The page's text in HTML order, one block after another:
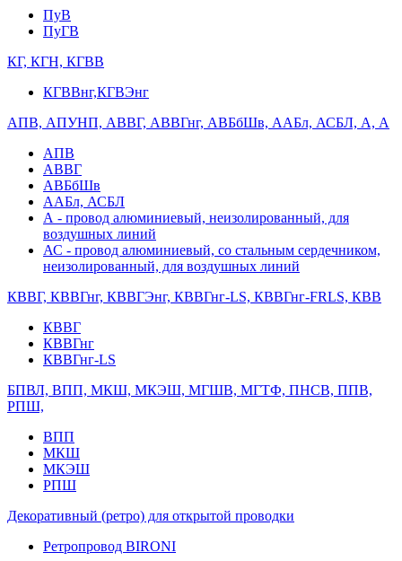
ПуВ
ПуГВ
КГ, КГН, КГВВ
КГВВнг,КГВЭнг
АПВ, АПУНП, АВВГ, АВВГнг, АВБбШв, ААБл, АСБЛ, А, А
АПВ
АВВГ
АВБбШв
ААБл, АСБЛ
А - провод алюминиевый, неизолированный, для
воздушных линий
АС - провод алюминиевый, со стальным сердечником,
неизолированный, для воздушных линий
КВВГ, КВВГнг, КВВГЭнг, КВВГнг-LS, КВВГнг-FRLS, КВВ
КВВГ
КВВГнг
КВВГнг-LS
БПВЛ, ВПП, МКШ, МКЭШ, МГШВ, МГТФ, ПНСВ, ППВ,
РПШ,
ВПП
МКШ
МКЭШ
РПШ
Декоративный (ретро) для открытой проводки
Ретропровод BIRONI